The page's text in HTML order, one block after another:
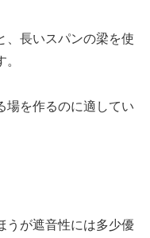
、長いスパンの梁を使
場を作るのに適してい
うが遮音性には多少優